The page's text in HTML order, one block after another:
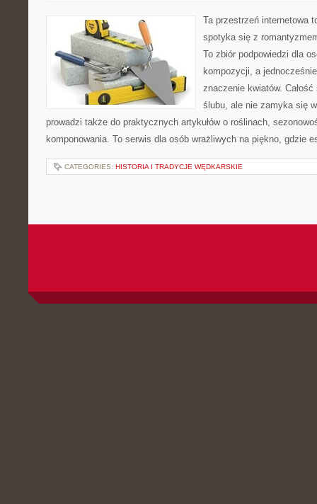
Ta przestrzeń internetowa
spotyka się z
To zbiór podpowiedzi dla
kompozycji, a
znaczenie kwiatów.
ślubu, ale nie zamyka się
prowadzi także do praktycznych artykułów o roślinach,
komponowania. To serwis dla osób wrażliwych na piękno, gdzie
CATEGORIES: HISTORIA I TRADYCJE WĘDKARSKIE